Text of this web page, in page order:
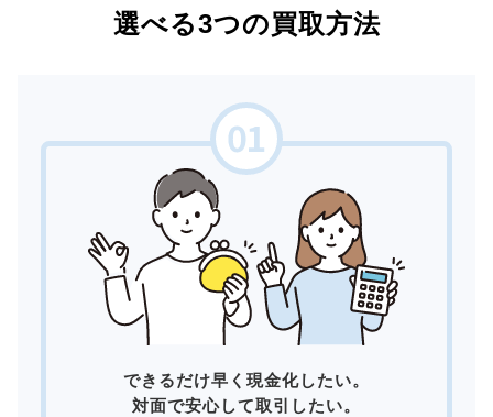
選べる3つの買取方法
できるだけ早く現金化したい。
対面で安心して取引したい。